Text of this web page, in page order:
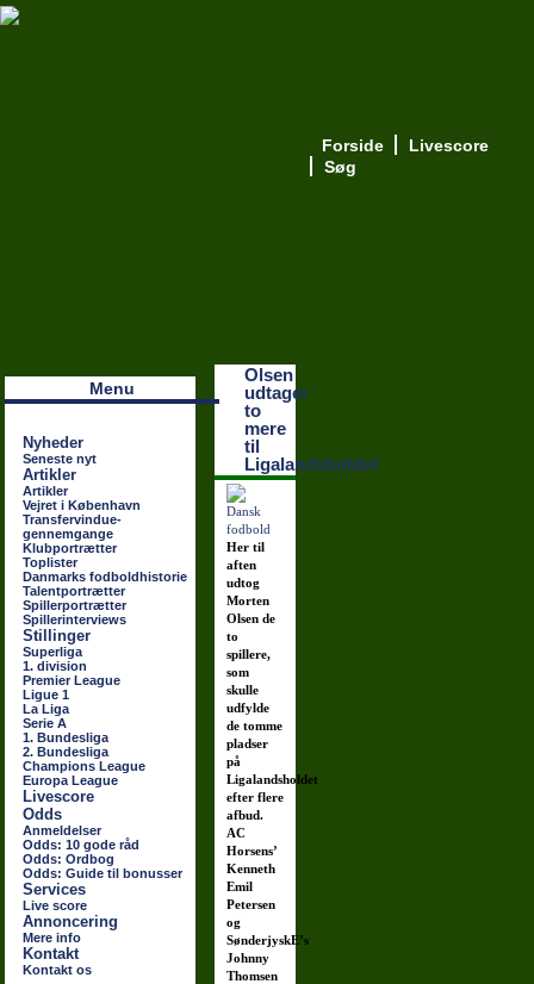
Forside
Livescore
Søg
Menu
Nyheder
Seneste nyt
Artikler
Artikler
Vejret i København
Transfervindue-
gennemgange
Klubportrætter
Toplister
Danmarks fodboldhistorie
Talentportrætter
Spillerportrætter
Spillerinterviews
Stillinger
Superliga
1. division
Premier League
Ligue 1
La Liga
Serie A
1. Bundesliga
2. Bundesliga
Champions League
Europa League
Livescore
Odds
Anmeldelser
Odds: 10 gode råd
Odds: Ordbog
Odds: Guide til bonusser
Services
Live score
Annoncering
Mere info
Kontakt
Kontakt os
Olsen
udtager
to
mere
til
Ligalandsholdet
Her til
aften
udtog
Morten
Olsen de
to
spillere,
som
skulle
udfylde
de tomme
pladser
på
Ligalandsholdet
efter flere
afbud.
AC
Horsens’
Kenneth
Emil
Petersen
og
SønderjyskE’s
Johnny
Thomsen